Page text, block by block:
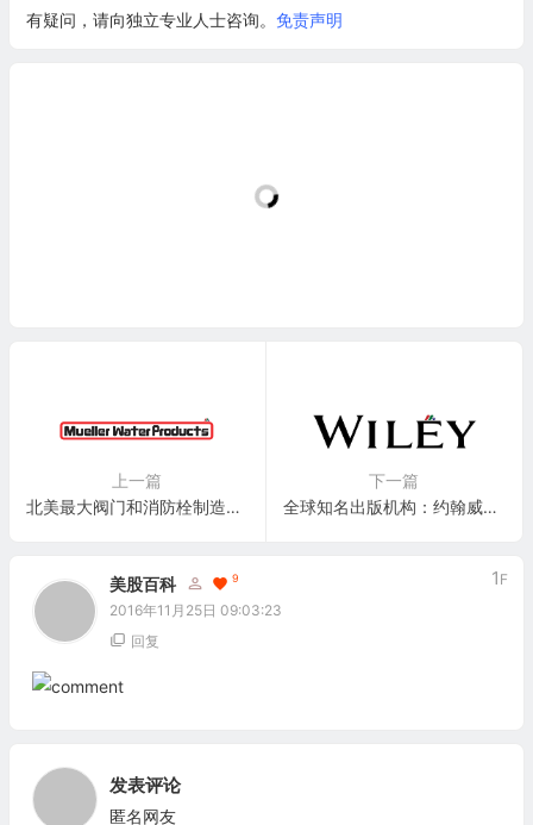
有疑问，请向独立专业人士咨询。 免责声明
上一篇
北美最大阀门和消防栓制造商之一：穆勒水务集团公司 Mueller Water Products(MWA)
下一篇
全球知名出版机构：约翰威立父子公司 John Wiley & Sons, Inc.(WLY)
美股百科 9
2016年11月25日 09:03:23
1 F
回复
发表评论
匿名网友